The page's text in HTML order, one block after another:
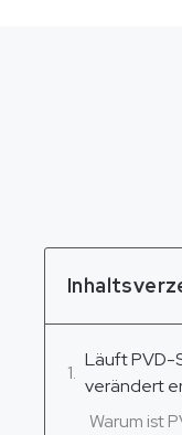
Läuft PVD-
verändert
Warum ist